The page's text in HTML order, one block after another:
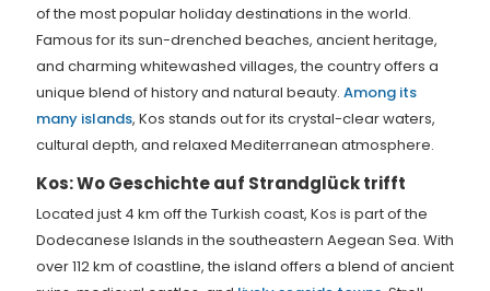
of the most popular holiday destinations in the world.
Famous for its sun-drenched beaches, ancient heritage,
and charming whitewashed villages, the country offers a
unique blend of history and natural beauty. Among its
many islands, Kos stands out for its crystal-clear waters,
cultural depth, and relaxed Mediterranean atmosphere.
Kos: Wo Geschichte auf Strandglück trifft
Located just 4 km off the Turkish coast, Kos is part of the
Dodecanese Islands in the southeastern Aegean Sea. With
over 112 km of coastline, the island offers a blend of ancient